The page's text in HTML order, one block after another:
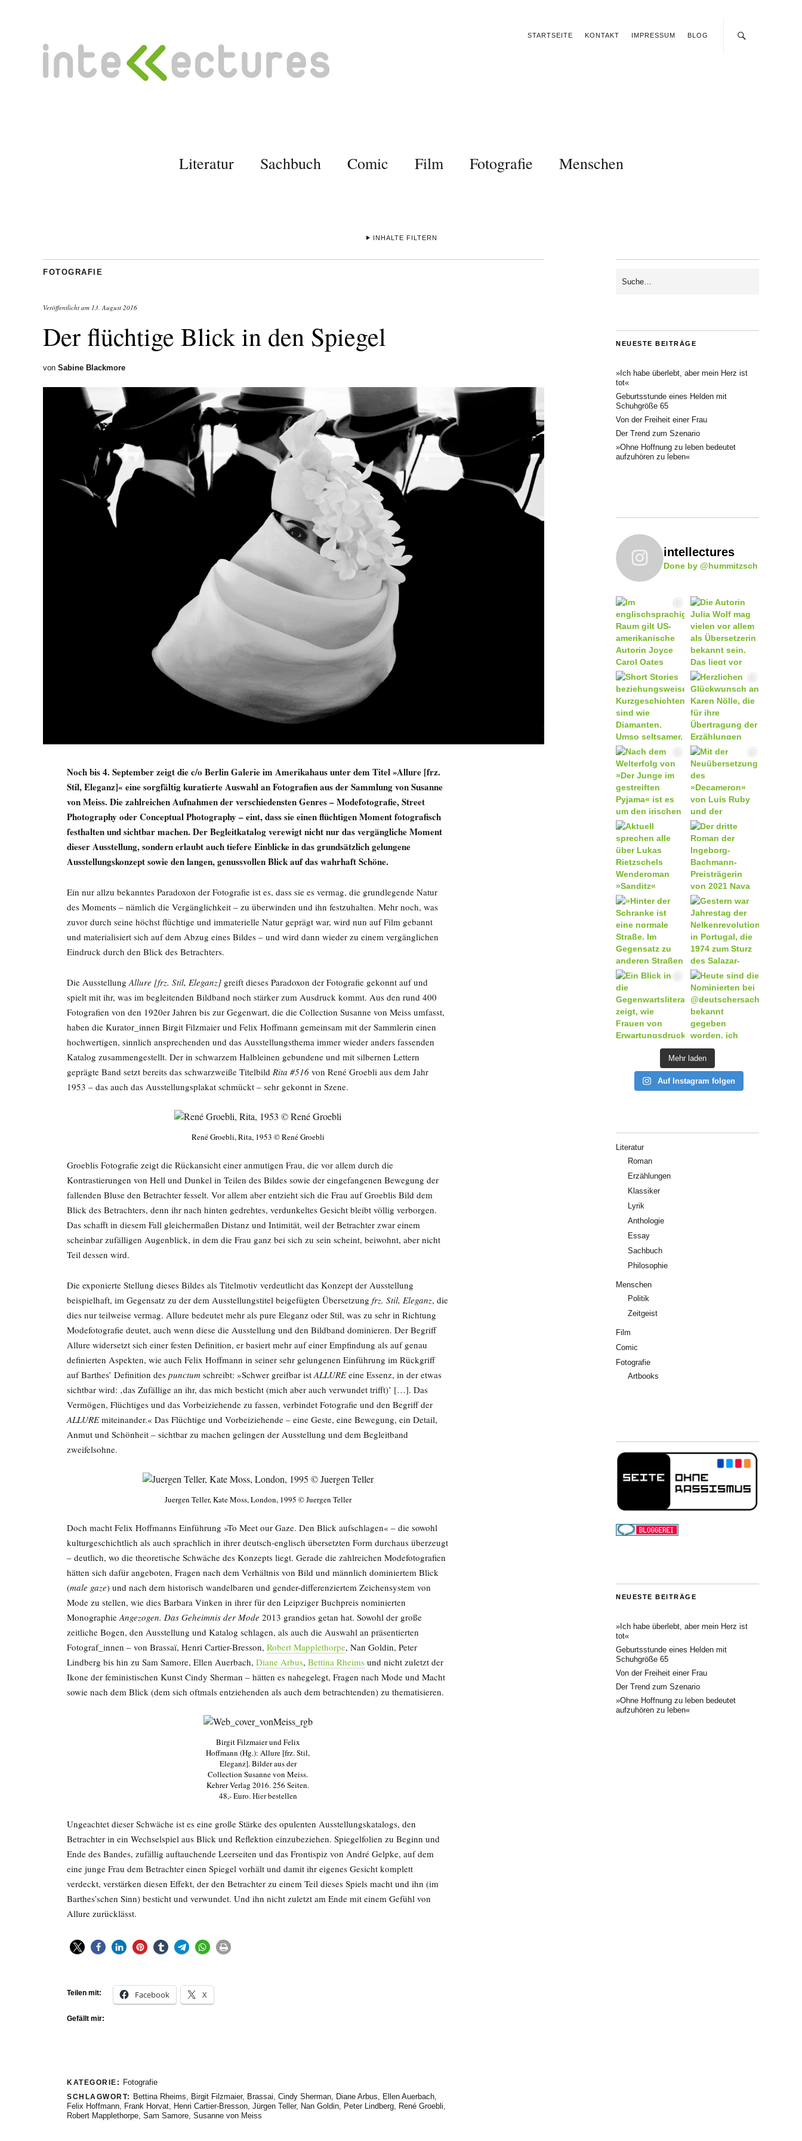
STARTSEITE KONTAKT IMPRESSUM BLOG
Literatur Sachbuch Comic Film Fotografie Menschen
INHALTE FILTERN
FOTOGRAFIE
Veröffentlicht am 13. August 2016
Der flüchtige Blick in den Spiegel
von Sabine Blackmore
Noch bis 4. September zeigt die c/o Berlin Galerie im Amerikahaus unter dem Titel »Allure [frz.
Stil, Eleganz]« eine sorgfältig kuratierte Auswahl an Fotografien aus der Sammlung von Susanne
von Meiss. Die zahlreichen Aufnahmen der verschiedensten Genres – Modefotografie, Street
Photography oder Conceptual Photography – eint, dass sie einen flüchtigen Moment fotografisch
festhalten und sichtbar machen. Der Begleitkatalog verewigt nicht nur das vergängliche Moment
dieser Ausstellung, sondern erlaubt auch tiefere Einblicke in das grundsätzlich gelungene
Ausstellungskonzept sowie den langen, genussvollen Blick auf das wahrhaft Schöne.
Ein nur allzu bekanntes Paradoxon der Fotografie ist es, dass sie es vermag, die grundlegende Natur
des Moments – nämlich die Vergänglichkeit – zu überwinden und ihn festzuhalten. Mehr noch, was
zuvor durch seine höchst flüchtige und immaterielle Natur geprägt war, wird nun auf Film gebannt
und materialisiert sich auf dem Abzug eines Bildes – und wird dann wieder zu einem vergänglichen
Eindruck durch den Blick des Betrachters.
Die Ausstellung Allure [frz. Stil, Eleganz] greift dieses Paradoxon der Fotografie gekonnt auf und
spielt mit ihr, was im begleitenden Bildband noch stärker zum Ausdruck kommt. Aus den rund 400
Fotografien von den 1920er Jahren bis zur Gegenwart, die die Collection Susanne von Meiss umfasst,
haben die Kurator_innen Birgit Filzmaier und Felix Hoffmann gemeinsam mit der Sammlerin einen
hochwertigen, sinnlich ansprechenden und das Ausstellungsthema immer wieder anders fassenden
Katalog zusammengestellt. Der in schwarzem Halbleinen gebundene und mit silbernen Lettern
geprägte Band setzt bereits das schwarzweiße Titelbild Rita #516 von René Groebli aus dem Jahr
1953 – das auch das Ausstellungsplakat schmückt – sehr gekonnt in Szene.
René Groebli, Rita, 1953 © René Groebli
Groeblis Fotografie zeigt die Rückansicht einer anmutigen Frau, die vor allem durch die
Kontrastierungen von Hell und Dunkel in Teilen des Bildes sowie der eingefangenen Bewegung der
fallenden Bluse den Betrachter fesselt. Vor allem aber entzieht sich die Frau auf Groeblis Bild dem
Blick des Betrachters, denn ihr nach hinten gedrehtes, verdunkeltes Gesicht bleibt völlig verborgen.
Das schafft in diesem Fall gleichermaßen Distanz und Intimität, weil der Betrachter zwar einem
scheinbar zufälligen Augenblick, in dem die Frau ganz bei sich zu sein scheint, beiwohnt, aber nicht
Teil dessen wird.
Die exponierte Stellung dieses Bildes als Titelmotiv verdeutlicht das Konzept der Ausstellung
beispielhaft, im Gegensatz zu der dem Ausstellungstitel beigefügten Übersetzung frz. Stil, Eleganz, die
dies nur teilweise vermag. Allure bedeutet mehr als pure Eleganz oder Stil, was zu sehr in Richtung
Modefotografie deutet, auch wenn diese die Ausstellung und den Bildband dominieren. Der Begriff
Allure widersetzt sich einer festen Definition, er basiert mehr auf einer Empfindung als auf genau
definierten Aspekten, wie auch Felix Hoffmann in seiner sehr gelungenen Einführung im Rückgriff
auf Barthes’ Definition des punctum schreibt: »Schwer greifbar ist ALLUREeine Essenz, in der etwas
sichtbar wird: ‚das Zufällige an ihr, das mich besticht (mich aber auch verwundet trifft)’ […]. Das
Vermögen, Flüchtiges und das Vorbeiziehende zu fassen, verbindet Fotografie und den Begriff der
ALLUREmiteinander.« Das Flüchtige und Vorbeiziehende – eine Geste, eine Bewegung, ein Detail,
Anmut und Schönheit – sichtbar zu machen gelingen der Ausstellung und dem Begleitband
zweifelsohne.
Juergen Teller, Kate Moss, London, 1995 © Juergen Teller
Doch macht Felix Hoffmanns Einführung »To Meet our Gaze. Den Blick aufschlagen« – die sowohl
kulturgeschichtlich als auch sprachlich in ihrer deutsch-englisch übersetzten Form durchaus überzeugt
– deutlich, wo die theoretische Schwäche des Konzepts liegt. Gerade die zahlreichen Modefotografien
hätten sich dafür angeboten, Fragen nach dem Verhältnis von Bild und männlich dominiertem Blick
(male gaze) und nach dem historisch wandelbaren und gender-differenziertem Zeichensystem von
Mode zu stellen, wie dies Barbara Vinken in ihrer für den Leipziger Buchpreis nominierten
Monographie Angezogen. Das Geheimnis der Mode 2013 grandios getan hat. Sowohl der große
zeitliche Bogen, den Ausstellung und Katalog schlagen, als auch die Auswahl an präsentierten
Fotograf_innen – von Brassaï, Henri Cartier-Bresson, Robert Mapplethorpe, Nan Goldin, Peter
Lindberg bis hin zu Sam Samore, Ellen Auerbach, Diane Arbus, Bettina Rheims und nicht zuletzt der
Ikone der feministischen Kunst Cindy Sherman – hätten es nahegelegt, Fragen nach Mode und Macht
sowie nach dem Blick (dem sich oftmals entziehenden als auch dem betrachtenden) zu thematisieren.
Birgit Filzmaier und Felix
Hoffmann (Hg.): Allure [frz. Stil,
Eleganz]. Bilder aus der
Collection Susanne von Meiss.
Kehrer Verlag 2016. 256 Seiten.
48,- Euro.Hierbestellen
Ungeachtet dieser Schwäche ist es eine große Stärke des opulenten Ausstellungskatalogs, den
Betrachter in ein Wechselspiel aus Blick und Reflektion einzubeziehen. Spiegelfolien zu Beginn und
Ende des Bandes, zufällig auftauchende Leerseiten und das Frontispiz von André Gelpke, auf dem
eine junge Frau dem Betrachter einen Spiegel vorhält und damit ihr eigenes Gesicht komplett
verdeckt, verstärken diesen Effekt, der den Betrachter zu einem Teil dieses Spiels macht und ihn (im
Barthes’schen Sinn) besticht und verwundet. Und ihn nicht zuletzt am Ende mit einem Gefühl von
Allure zurücklässt.
Teilen mit: Facebook X
Gefällt mir:
KATEGORIE: Fotografie
SCHLAGWORT: Bettina Rheims Birgit Filzmaier, Brassai Cindy Sherman Diane Arbus Ellen Auerbach
Felix Hoffmann Frank Horvat Henri Cartier-Bresson Jürgen Teller, Nan Goldin Peter Lindberg René Groebli
Robert Mapplethorpe Sam Samore Susanne von Meiss
NEUESTE BEITRÄGE
»Ich habe überlebt, aber mein Herz ist
tot«
Geburtsstunde eines Helden mit
Schuhgröße 65
Von der Freiheit einer Frau
Der Trend zum Szenario
»Ohne Hoffnung zu leben bedeutet
aufzuhören zu leben«
intellectures
Done by @hummitzsch
Mehr laden
Auf Instagram folgen
Literatur
Roman
Erzählungen
Klassiker
Lyrik
Anthologie
Essay
Sachbuch
Philosophie
Menschen
Politik
Zeitgeist
Film
Comic
Fotografie
Artbooks
NEUESTE BEITRÄGE
»Ich habe überlebt, aber mein Herz ist
tot«
Geburtsstunde eines Helden mit
Schuhgröße 65
Von der Freiheit einer Frau
Der Trend zum Szenario
»Ohne Hoffnung zu leben bedeutet
aufzuhören zu leben«